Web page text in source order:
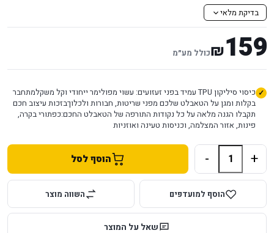
בדיקת מלאי
159
₪כולל מע״מ
כיסוי סיליקון TPU עמיד בפני זעזועים: עשוי מפולימר ייחודי וקל משקלמתחבר
בקלות ומגן על הטאבלט שלכם מפני שריטות, חבורות ולכלוךבזכות עיצוב חכם
תקבלו הגנה מלאה על כל נקודות התורפה של הטאבלט החכם:כפתורי בקרה,
פינות, אזור המצלמה, וכניסות טעינה ואוזניות
+
- הוסף לסל
הוסף למועדפים השווה מוצר
שאל על המוצר